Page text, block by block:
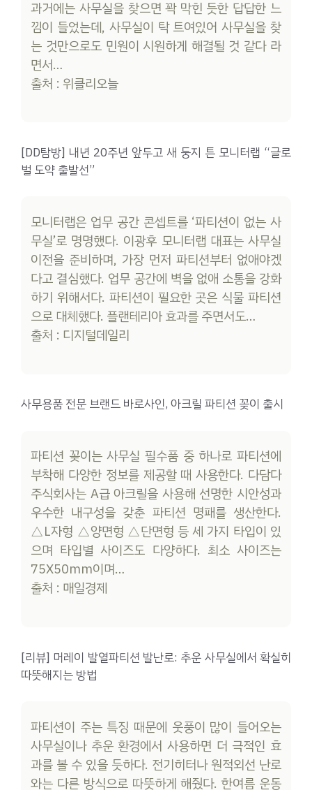
과거에는 사무실을 찾으면 꽉 막힌 듯한 답답한 느
낌이 들었는데, 사무실이 탁 트여있어 사무실을 찾
는 것만으로도 민원이 시원하게 해결될 것 같다 라
면서…
출처 : 위클리오늘
[DD탐방] 내년 20주년 앞두고 새 둥지 튼 모니터랩 “글로
벌 도약 출발선”
모니터랩은 업무 공간 콘셉트를 ‘파티션이 없는 사
무실’로 명명했다. 이광후 모니터랩 대표는 사무실
이전을 준비하며, 가장 먼저 파티션부터 없애야겠
다고 결심했다. 업무 공간에 벽을 없애 소통을 강화
하기 위해서다. 파티션이 필요한 곳은 식물 파티션
으로 대체했다. 플랜테리아 효과를 주면서도…
출처 : 디지털데일리
사무용품 전문 브랜드 바로사인, 아크릴 파티션 꽂이 출시
파티션 꽂이는 사무실 필수품 중 하나로 파티션에
부착해 다양한 정보를 제공할 때 사용한다. 다담다
주식회사는 A급 아크릴을 사용해 선명한 시안성과
우수한 내구성을 갖춘 파티션 명패를 생산한다.
△L자형 △양면형 △단면형 등 세 가지 타입이 있
으며 타입별 사이즈도 다양하다. 최소 사이즈는
75X50mm이며…
출처 : 매일경제
[리뷰] 머레이 발열파티션 발난로: 추운 사무실에서 확실히
따뜻해지는 방법
파티션이 주는 특징 때문에 웃풍이 많이 들어오는
사무실이나 추운 환경에서 사용하면 더 극적인 효
과를 볼 수 있을 듯하다. 전기히터나 원적외선 난로
와는 다른 방식으로 따뜻하게 해줬다. 한여름 운동